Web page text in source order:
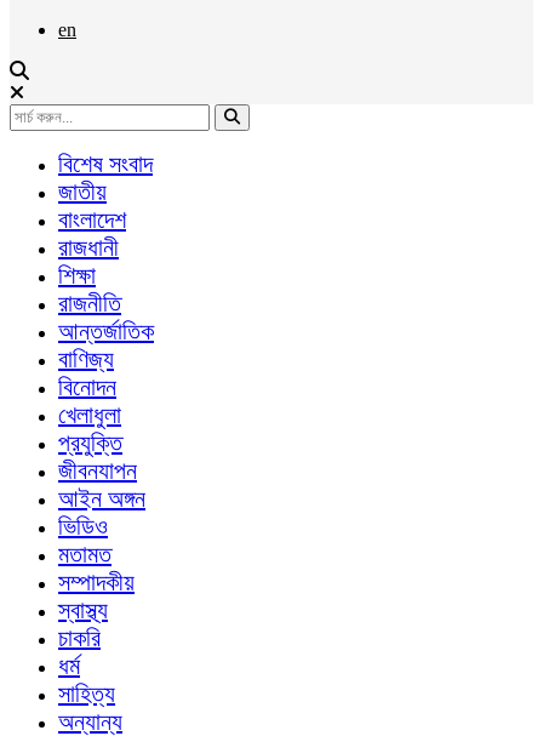
en
বিশেষ সংবাদ
জাতীয়
বাংলাদেশ
রাজধানী
শিক্ষা
রাজনীতি
আন্তর্জাতিক
বাণিজ্য
বিনোদন
খেলাধুলা
প্রযুক্তি
জীবনযাপন
আইন অঙ্গন
ভিডিও
মতামত
সম্পাদকীয়
স্বাস্থ্য
চাকরি
ধর্ম
সাহিত্য
অন্যান্য